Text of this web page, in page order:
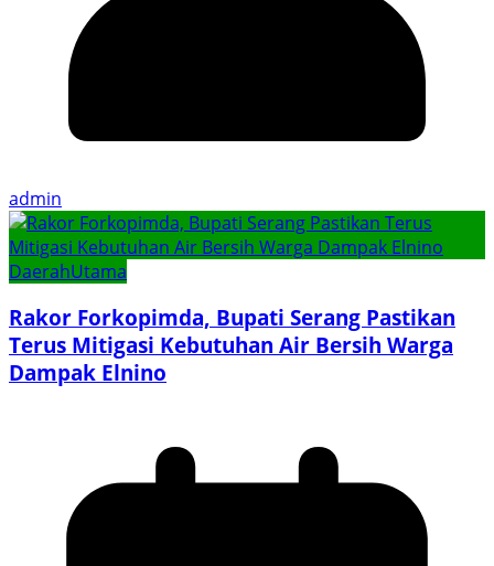
admin
DaerahUtama
Rakor Forkopimda, Bupati Serang Pastikan
Terus Mitigasi Kebutuhan Air Bersih Warga
Dampak Elnino